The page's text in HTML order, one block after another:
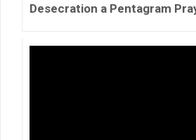
Desecration a Pentagram